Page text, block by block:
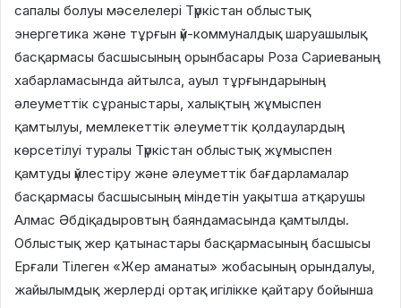
сапалы болуы мәселелері Түркістан облыстық
энергетика және тұрғын үй-коммуналдық шаруашылық
басқармасы басшысының орынбасары Роза Сариеваның
хабарламасында айтылса, ауыл тұрғындарының
әлеуметтік сұраныстары, халықтың жұмыспен
қамтылуы, мемлекеттік әлеуметтік қолдаулардың
көрсетілуі туралы Түркістан облыстық жұмыспен
қамтуды үйлестіру және әлеуметтік бағдарламалар
басқармасы басшысының міндетін уақытша атқарушы
Алмас Әбдіқадыровтың баяндамасында қамтылды.
Облыстық жер қатынастары басқармасының басшысы
Ерғали Тілеген «Жер аманаты» жобасының орындалуы,
жайылымдық жерлерді ортақ игілікке қайтару бойынша